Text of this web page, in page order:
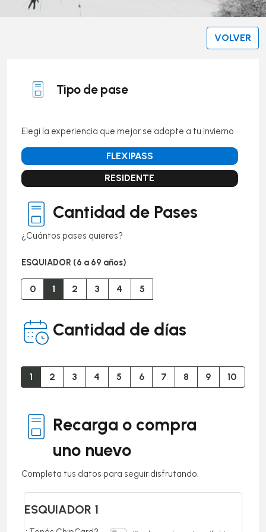
VOLVER
Tipo de pase
Elegí la experiencia que mejor se adapte a tu invierno
Cantidad de Pases
¿Cuántos pases quieres?
ESQUIADOR (6 a 69 años)
0 1 2 3 4 5
Cantidad de días
1 2 3 4 5 6 7 8 9 10
Recarga o compra
uno nuevo
Completa tus datos para seguir disfrutando.
ESQUIADOR 1